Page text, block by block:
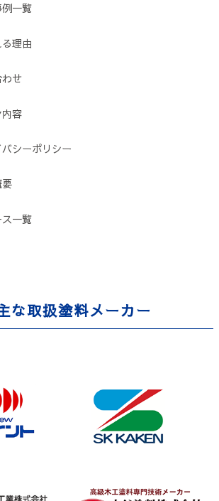
一覧
理由
せ
容
シーポリシー
一覧
な取扱塗料メーカー